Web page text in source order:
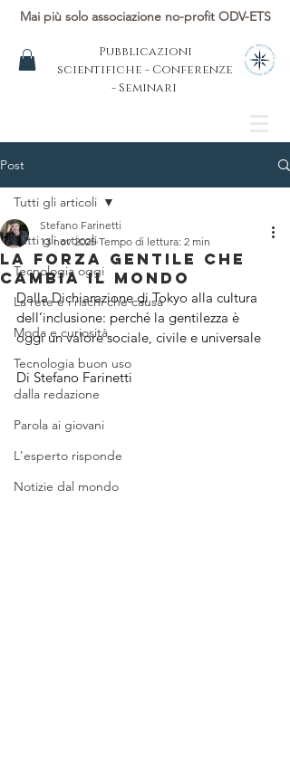
Mai più solo associazione no-profit ODV-ETS
Pubblicazioni
scientifiche - Conferenze
- Seminari
Post
Tutti gli articoli
Tecnologia oggi
La rete e i rischi che causa
Moda e curiosità
Tecnologia buon uso
dalla redazione
Parola ai giovani
L'esperto risponde
Notizie dal mondo
Tutti gli articoli
la forza gentile che
cambia il mondo
Stefano Farinetti
13 nov 2025 Tempo di lettura: 2 min
Dalla Dichiarazione di Tokyo alla cultura
dell’inclusione: perché la gentilezza è
oggi un valore sociale, civile e universale
Di Stefano Farinetti